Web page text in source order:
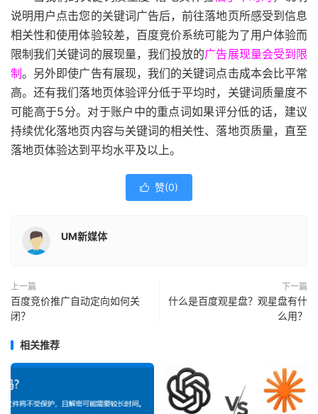
说明用户点击您的关键词广告后，前往落地页所感受到信息
相关性和使用体验较差，百度竞价系统可能为了用户体验而
限制我们关键词的展现量，我们投放的广告展现量会受到限
制。另外即使广告有展现，我们的关键词点击成本会比平常
高。还有我们落地页体验评分低于平均时，关键词质量度不
可能高于5分。对于账户中的重点词如果评分低的话，建议
持续优化落地页内容与关键词的相关性、落地页质量，直至
落地页体验达到平均水平及以上。
 赞(0)
UM新媒体
上一篇
百度竞价推广自动定向如何关
闭？
下一篇
什么是百度观星盘？观星盘有什
么用？
相关推荐